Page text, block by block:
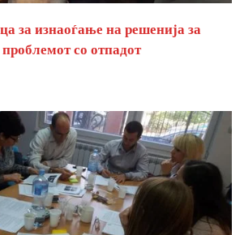
за изнаоѓање на решенија за
со отпадот